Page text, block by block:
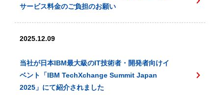
サービス料金のご負担のお願い
2025.12.09
当社が日本IBM最大級のIT技術者・開発者向けイ
ベント「IBM TechXchange Summit Japan
2025」にて紹介されました